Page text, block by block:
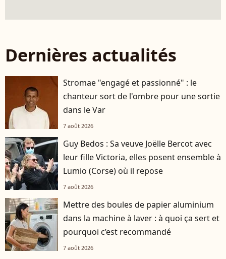
Dernières actualités
Stromae "engagé et passionné" : le
chanteur sort de l'ombre pour une sortie
dans le Var
7 août 2026
Guy Bedos : Sa veuve Joëlle Bercot avec
leur fille Victoria, elles posent ensemble à
Lumio (Corse) où il repose
7 août 2026
Mettre des boules de papier aluminium
dans la machine à laver : à quoi ça sert et
pourquoi c’est recommandé
7 août 2026